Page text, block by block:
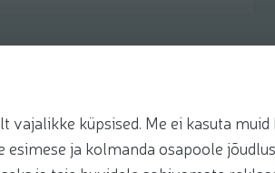
küpsised. Me ei kasuta muid
ja kolmanda osapoole